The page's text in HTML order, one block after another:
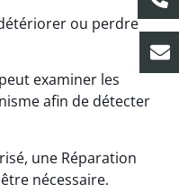
ou perdre
examiner les
afin de détecter
une Réparation
nécessaire.